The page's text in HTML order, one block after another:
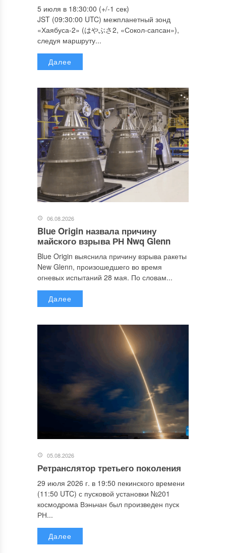
5 июля в 18:30:00 (+/-1 сек)
JST (09:30:00 UTC) межпланетный зонд
«Хаябуса-2» (はやぶさ2, «Сокол-сапсан»),
следуя маршруту...
Далее
06.08.2026
Blue Origin назвала причину
майского взрыва РН Nwq Glenn
Blue Origin выяснила причину взрыва ракеты
New Glenn, произошедшего во время
огневых испытаний 28 мая. По словам...
Далее
05.08.2026
Ретранслятор третьего поколения
29 июля 2026 г. в 19:50 пекинского времени
(11:50 UTC) с пусковой установки №201
космодрома Вэньчан был произведен пуск
РН...
Далее